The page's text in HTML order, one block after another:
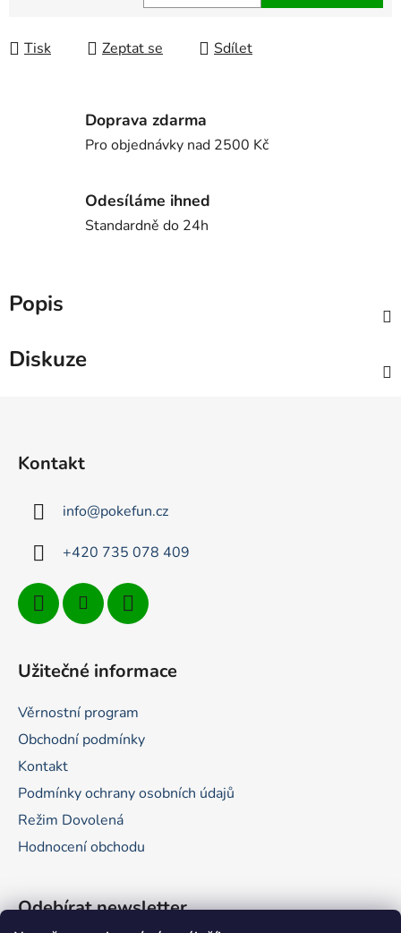
Tisk Zeptat se Sdílet
Doprava zdarma
Pro objednávky nad 2500 Kč
Odesíláme ihned
Standardně do 24h
Popis
Diskuze
Kontakt
info@pokefun.cz
+420 735 078 409
Užitečné informace
Věrnostní program
Obchodní podmínky
Kontakt
Podmínky ochrany osobních údajů
Režim Dovolená
Hodnocení obchodu
Odebírat newsletter